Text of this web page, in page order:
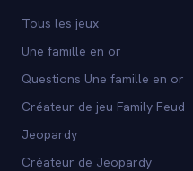
Tous les jeux
Une famille en or
Questions Une famille en or
Créateur de jeu Family Feud
Jeopardy
Créateur de Jeopardy